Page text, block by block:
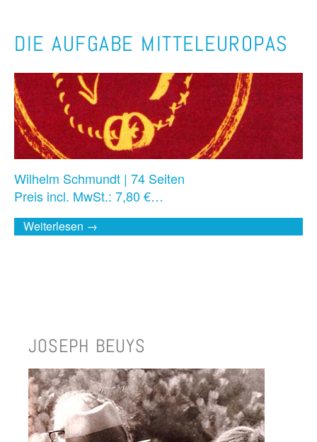
DIE AUFGABE MITTELEUROPAS
Wilhelm Schmundt | 74 Seiten
Preis incl. MwSt.: 7,80 €…
Weiterlesen →
JOSEPH BEUYS